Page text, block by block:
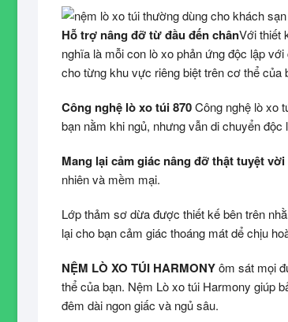
Hỗ trợ nâng đỡ từ đầu đến chânVới thiết
nghĩa là mỗi con lò xo phản ứng độc lập
cho từng khu vực riêng biệt trên cơ thể của
Công nghệ lò xo túi 870Công nghệ lò xo
bạn nằm khi ngủ, nhưng vẫn di chuyển
Mang lại cảm giác nâng đỡ thật tuyệt vời
nhiên và mềm mại.
Lớp thảm sơ dừa được thiết kế bên trên
lại cho bạn cảm giác thoáng mát dể chịu
NỆM LÒ XO TÚI HARMONYôm sát mọi
thể của bạn. Nệm Lò xo túi Harmony giúp
đêm dài ngon giấc và ngủ sâu.